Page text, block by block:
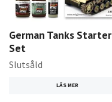
German Tanks Starter
Set
Slutsåld
LÄS MER